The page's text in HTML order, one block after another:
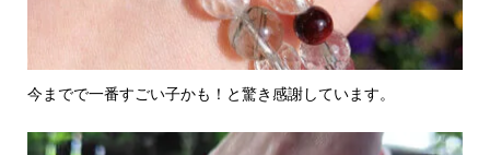
今までで一番すごい子かも！と驚き感謝しています。